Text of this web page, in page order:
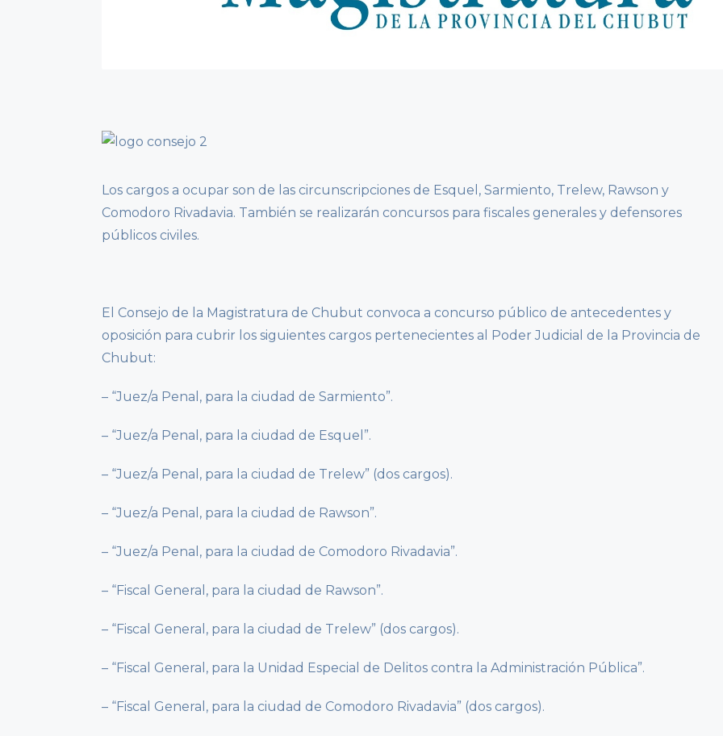
Los cargos a ocupar son de las circunscripciones de Esquel, Sarmiento, Trelew, Rawson y
Comodoro Rivadavia. También se realizarán concursos para fiscales generales y defensores
públicos civiles.
El Consejo de la Magistratura de Chubut convoca a concurso público de antecedentes y
oposición para cubrir los siguientes cargos pertenecientes al Poder Judicial de la Provincia de
Chubut:
– “Juez/a Penal, para la ciudad de Sarmiento”.
– “Juez/a Penal, para la ciudad de Esquel”.
– “Juez/a Penal, para la ciudad de Trelew” (dos cargos).
– “Juez/a Penal, para la ciudad de Rawson”.
– “Juez/a Penal, para la ciudad de Comodoro Rivadavia”.
– “Fiscal General, para la ciudad de Rawson”.
– “Fiscal General, para la ciudad de Trelew” (dos cargos).
– “Fiscal General, para la Unidad Especial de Delitos contra la Administración Pública”.
– “Fiscal General, para la ciudad de Comodoro Rivadavia” (dos cargos).